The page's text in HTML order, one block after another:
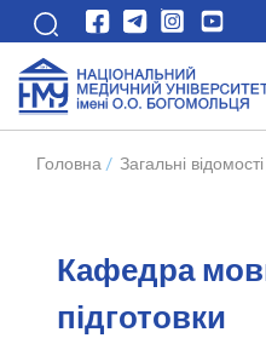
Головна / Загальні відомості
Кафедра
підготовки